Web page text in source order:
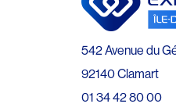
542 Avenue du
92140 Clamart
01 34 42 80 00